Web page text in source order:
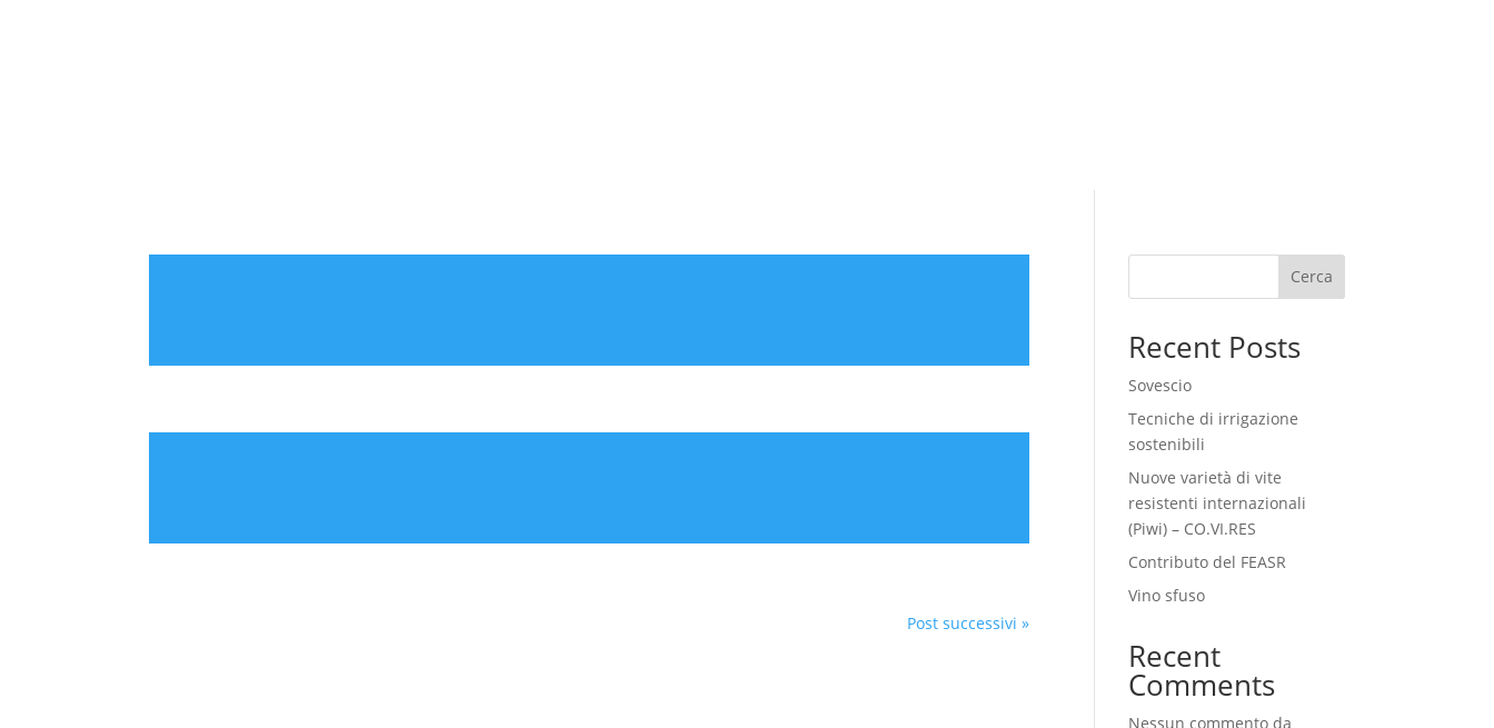
Post successivi »
Cerca
Recent Posts
Sovescio
Tecniche di irrigazione
sostenibili
Nuove varietà di vite
resistenti internazionali
(Piwi) – CO.VI.RES
Contributo del FEASR
Vino sfuso
Recent
Comments
Nessun commento da